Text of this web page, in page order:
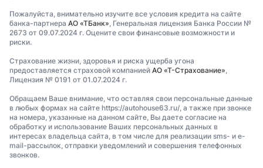
Пожалуйста, внимательно изучите все условия кредита на сайте
банка-партнера АО «ТБанк» , Генеральная лицензия Банка России №
2673 от 09.07.2024 г. Оцените свои финансовые возможности и
риски.
Страхование жизни, здоровья и риска ущерба угона
предоставляется страховой компанией АО «Т-Страхование»
Лицензия № 0191 от 01.07.2024 г.
Обращаем Ваше внимание, что оставляя свои персональные данные
в любых формах на сайте https://autohouse63.ru/, а также при звонке
на номера, указанные на данном сайте, Вы даете согласие на
обработку и использование Ваших персональных данных в
интересах владельца сайта, в том числе для реализации sms- и e-
mail-рассылок, отправки уведомлений и совершения телефонных
звонков.